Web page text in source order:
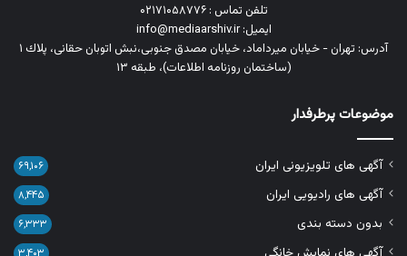
تلفن تماس : ۰۲۱۷۱۰۵۸۷۷۶
ایمیل: info@mediaarshiv.ir
آدرس: تهران - خیابان میرداماد، خیابان مصدق جنوبی،نبش اتوبان حقانی، پلاك ١
(ساختمان روزنامه اطلاعات)، طبقه ۱۳
موضوعات پرطرفدار
آگهی های تلویزیونی ایران ۶۹,۱۰۶
آگهی های رادیویی ایران ۸,۴۴۵
بدون دسته بندی ۶,۳۳۳